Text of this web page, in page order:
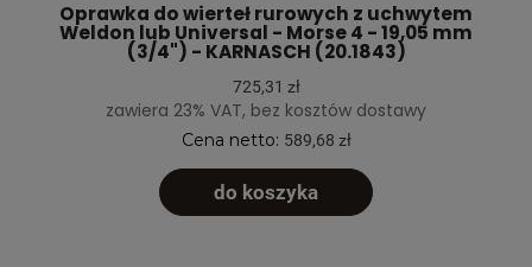
Oprawka do wierteł rurowych z uchwytem
Weldon lub Universal - Morse 4 - 19,05 mm
(3/4") - KARNASCH (20.1843)
725,31 zł
zawiera 23% VAT, bez kosztów dostawy
Cena netto: 589,68 zł
do koszyka